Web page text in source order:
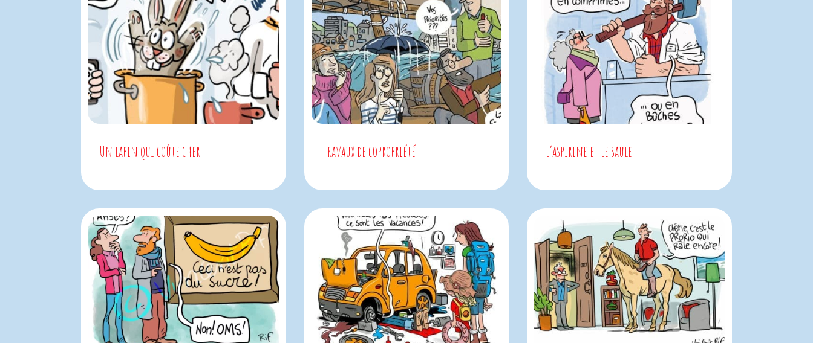
Un lapin qui coûte cher Travaux de copropriété L’aspirine et le saule